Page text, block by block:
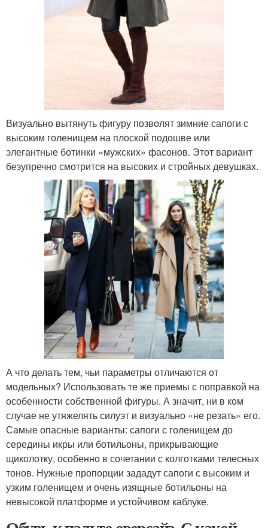
Визуально вытянуть фигуру позволят зимние сапоги с
высоким голенищем на плоской подошве или
элегантные ботинки «мужских» фасонов. Этот вариант
безупречно смотрится на высоких и стройных девушках.
А что делать тем, чьи параметры отличаются от
модельных? Использовать те же приемы с поправкой на
особенности собственной фигуры. А значит, ни в ком
случае не утяжелять силуэт и визуально «не резать» его.
Самые опасные варианты: сапоги с голенищем до
середины икры или ботильоны, прикрывающие
щиколотку, особенно в сочетании с колготками телесных
тонов. Нужные пропорции зададут сапоги с высоким и
узким голенищем и очень изящные ботильоны на
невысокой платформе и устойчивом каблуке.